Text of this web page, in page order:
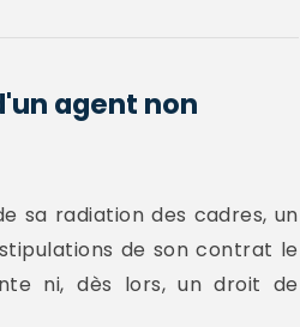
agent non
sa radiation des cadres, un
de son contrat le
ni, dès lors, un droit de